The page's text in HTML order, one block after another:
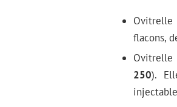
Ovitrelle
flacons,
Ovitrelle
250).